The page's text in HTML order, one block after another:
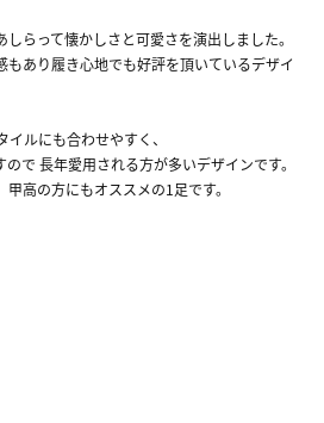
らって懐かしさと可愛さを演出しました。
もあり履き心地でも好評を頂いているデザイ
ルにも合わせやすく、
で 長年愛用される方が多いデザインです。
高の方にもオススメの1足です。